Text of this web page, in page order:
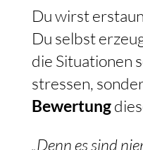
Du wirst
Du selbst
die Situationen
Bewertung
„Denn es sind